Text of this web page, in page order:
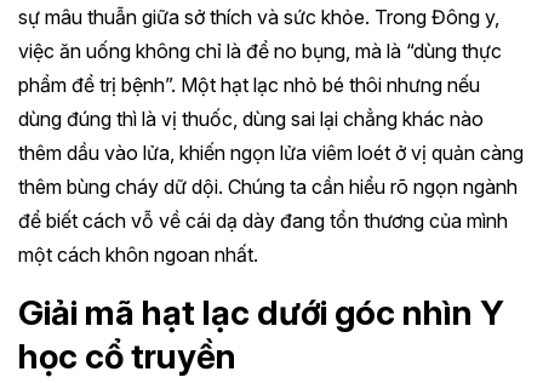
sự mâu thuẫn giữa sở thích và sức khỏe. Trong Đông y,
việc ăn uống không chỉ là để no bụng, mà là “dùng thực
phẩm để trị bệnh”. Một hạt lạc nhỏ bé thôi nhưng nếu
dùng đúng thì là vị thuốc, dùng sai lại chẳng khác nào
thêm dầu vào lửa, khiến ngọn lửa viêm loét ở vị quản càng
thêm bùng cháy dữ dội. Chúng ta cần hiểu rõ ngọn ngành
để biết cách vỗ về cái dạ dày đang tổn thương của mình
một cách khôn ngoan nhất.
Giải mã hạt lạc dưới góc nhìn Y
học cổ truyền